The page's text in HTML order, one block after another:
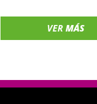
VER MÁS